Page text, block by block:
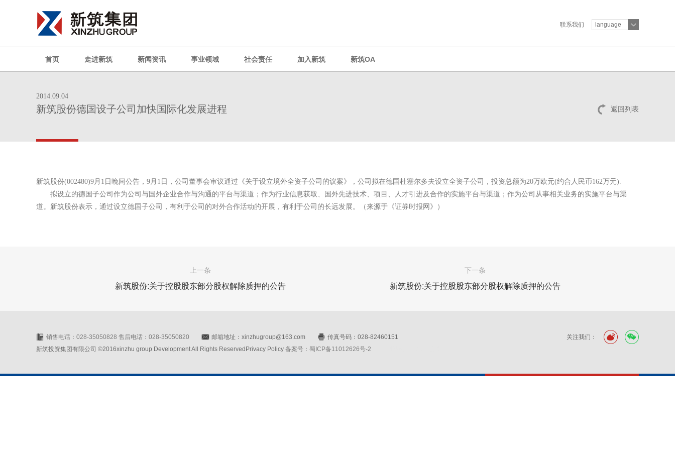
联系我们 language
首页 走进新筑 新闻资讯 事业领域 社会责任 加入新筑 新筑OA
返回列表
2014.09.04
新筑股份德国设子公司加快国际化发展进程
新筑股份(002480)9月1日晚间公告，9月1日，公司董事会审议通过《关于设立境外全资子公司的议案》，公司拟在德国杜塞尔多夫设立全资子公司，投资总额为20万欧元(约合人民币162万元).
拟设立的德国子公司作为公司与国外企业合作与沟通的平台与渠道；作为行业信息获取、国外先进技术、项目、人才引进及合作的实施平台与渠道；作为公司从事相关业务的实施平台与渠
道。新筑股份表示，通过设立德国子公司，有利于公司的对外合作活动的开展，有利于公司的长远发展。（来源于《证券时报网》）
上一条
新筑股份:关于控股股东部分股权解除质押的公告
下一条
新筑股份:关于控股股东部分股权解除质押的公告
关注我们：
销售电话：028-35050828 售后电话：028-35050820 邮箱地址：xinzhugroup@163.com
传真号码：028-82460151
新筑投资集团有限公司 ©2016xinzhu group Development All Rights ReservedPrivacy Policy 备案号：蜀ICP备11012626号-2